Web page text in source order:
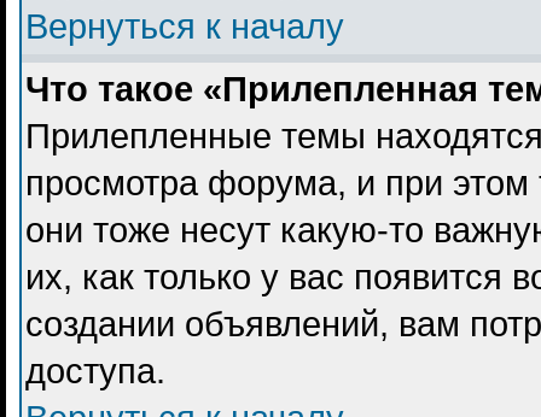
Вернуться к началу
Что такое «Прилепленная
Прилепленные темы
просмотра форума, и при
они тоже несут какую-то
их, как только у вас появится
создании объявлений, вам
доступа.